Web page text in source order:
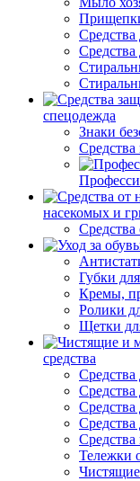
Средства
спецодежда
Знаки
насекомых и
Средства
Губки
Кремы,
Ролики
Щетки
средства
Средства
Средства
Средства
Средства
Средства
Тележки
Чистящие